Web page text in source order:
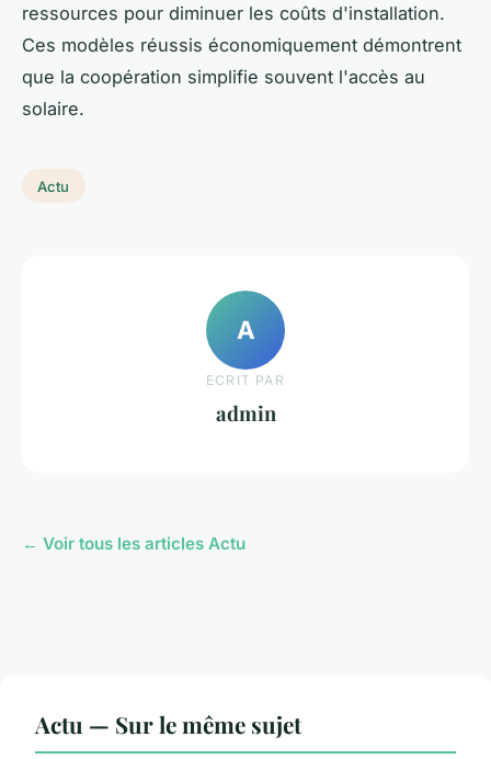
ressources pour diminuer les coûts d'installation.
Ces modèles réussis économiquement démontrent
que la coopération simplifie souvent l'accès au
solaire.
Actu
A
ECRIT PAR
admin
← Voir tous les articles Actu
Actu — Sur le même sujet